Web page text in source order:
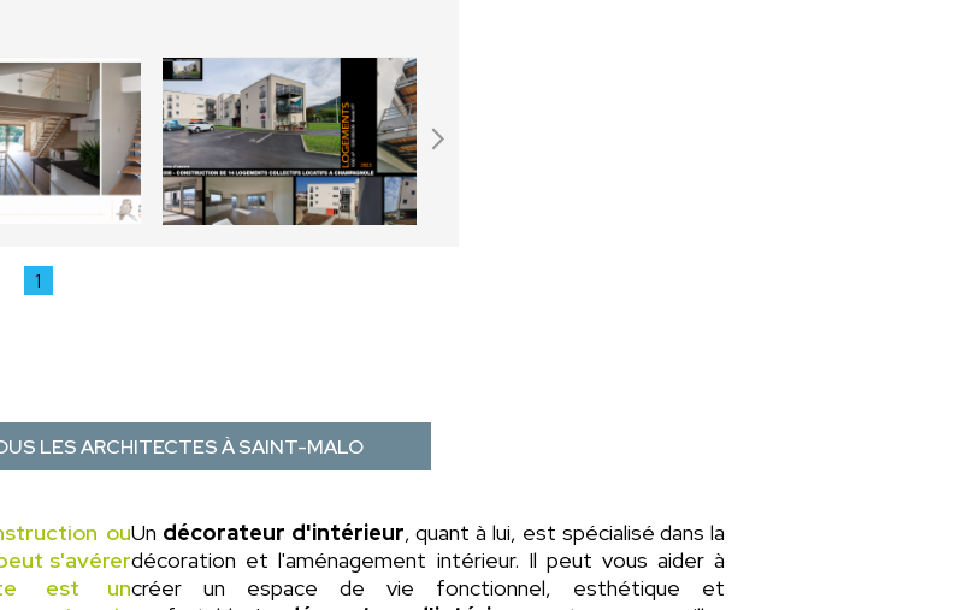
1
LES ARCHITECTES À SAINT-MALO
ou
s'avérer
est un
Un décorateur d'intérieur, quant à lui, est spécialisé dans la
décoration et l'aménagement intérieur. Il peut vous aider à
créer un espace de vie fonctionnel, esthétique et